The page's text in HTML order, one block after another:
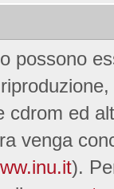
possono
cdrom ed
venga
).